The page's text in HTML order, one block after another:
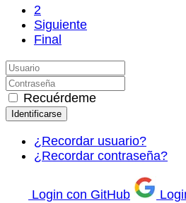
2
Siguiente
Final
Recuérdeme
Identificarse
¿Recordar usuario?
¿Recordar contraseña?
Login con GitHub